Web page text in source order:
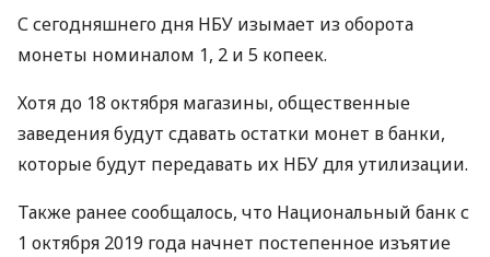
С сегодняшнего дня НБУ изымает из оборота
монеты номиналом 1, 2 и 5 копеек.
Хотя до 18 октября магазины, общественные
заведения будут сдавать остатки монет в банки,
которые будут передавать их НБУдля утилизации.
Также ранее сообщалось, что Национальный банк с
1 октября 2019 года начнет постепенное изъятие